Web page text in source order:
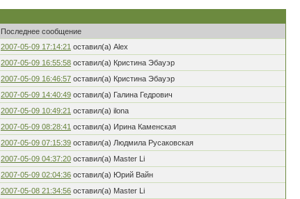
Последнее сообщение
2007-05-09 17:14:21 оставил(а) Alex
2007-05-09 16:55:58 оставил(а) Кристина Эбауэр
2007-05-09 16:46:57 оставил(а) Кристина Эбауэр
2007-05-09 14:40:49 оставил(а) Галина Гедрович
2007-05-09 10:49:21 оставил(а) ilona
2007-05-09 08:28:41 оставил(а) Ирина Каменская
2007-05-09 07:15:39 оставил(а) Людмила Русаковская
2007-05-09 04:37:20 оставил(а) Master Li
2007-05-09 02:04:36 оставил(а) Юрий Вайн
2007-05-08 21:34:56 оставил(а) Master Li